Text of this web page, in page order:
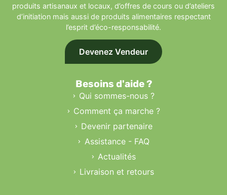
produits artisanaux et locaux, d’offres de cours ou d’ateliers
d’initiation mais aussi de produits alimentaires respectant
l’esprit d’éco-responsabilité.
Devenez Vendeur
Besoins d'aide ?
Qui sommes-nous ?
Comment ça marche ?
Devenir partenaire
Assistance - FAQ
Actualités
Livraison et retours